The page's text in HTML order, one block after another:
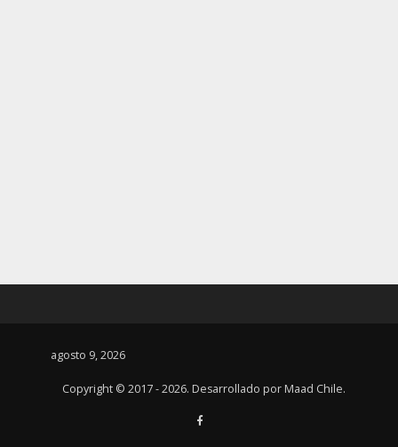
agosto 9, 2026
Copyright © 2017 - 2026. Desarrollado por Maad Chile.